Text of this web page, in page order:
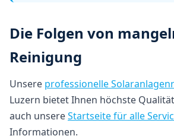
Die Folgen von
Reinigung
Unsere professionelle
Luzern bietet Ihnen höchste
auch unsereStartseite für alle
Informationen.